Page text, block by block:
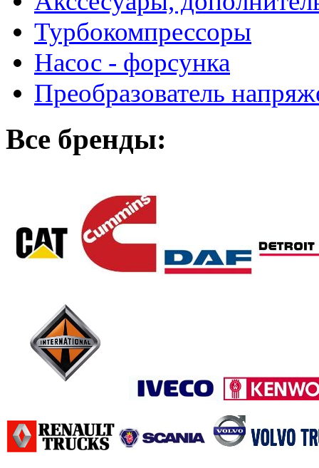
Турбокомпрессоры
Насос - форсунка
Преобразователь
Все бренды: